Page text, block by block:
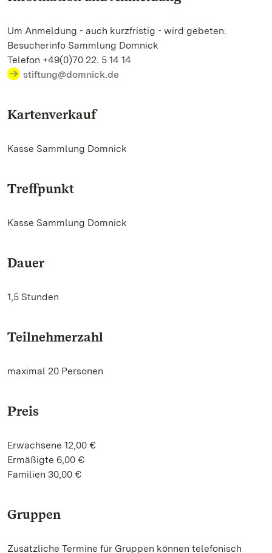
Um Anmeldung - auch kurzfristig - wird gebeten:
Besucherinfo Sammlung Domnick
Telefon +49(0)70 22. 5 14 14
stiftung@domnick.de
Kartenverkauf
Kasse Sammlung Domnick
Treffpunkt
Kasse Sammlung Domnick
Dauer
1,5 Stunden
Teilnehmerzahl
maximal 20 Personen
Preis
Erwachsene 12,00 €
Ermäßigte 6,00 €
Familien 30,00 €
Gruppen
Zusätzliche Termine für Gruppen können telefonisch